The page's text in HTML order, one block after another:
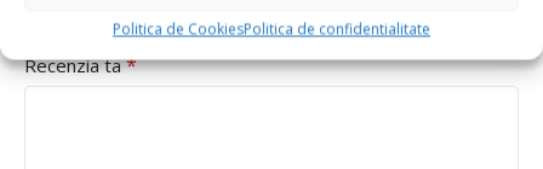
Politica de CookiesPolitica de confidentialitate
Delivery speed
Recenzia ta*